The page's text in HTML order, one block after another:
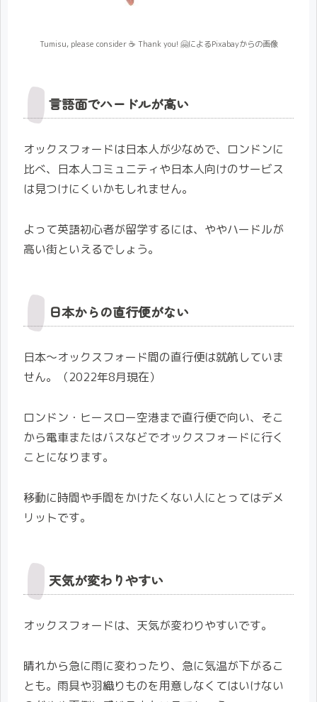
Tumisu, please consider ☕ Thank you! 🤗によるPixabayからの画像
言語面でハードルが高い
オックスフォードは日本人が少なめで、ロンドンに
比べ、日本人コミュニティや日本人向けのサービス
は見つけにくいかもしれません。
よって英語初心者が留学するには、ややハードルが
高い街といえるでしょう。
日本からの直行便がない
日本〜オックスフォード間の直行便は就航していま
せん。（2022年8月現在）
ロンドン・ヒースロー空港まで直行便で向い、そこ
から電車またはバスなどでオックスフォードに行く
ことになります。
移動に時間や手間をかけたくない人にとってはデメ
リットです。
天気が変わりやすい
オックスフォードは、天気が変わりやすいです。
晴れから急に雨に変わったり、急に気温が下がるこ
とも。雨具や羽織りものを用意しなくてはいけない